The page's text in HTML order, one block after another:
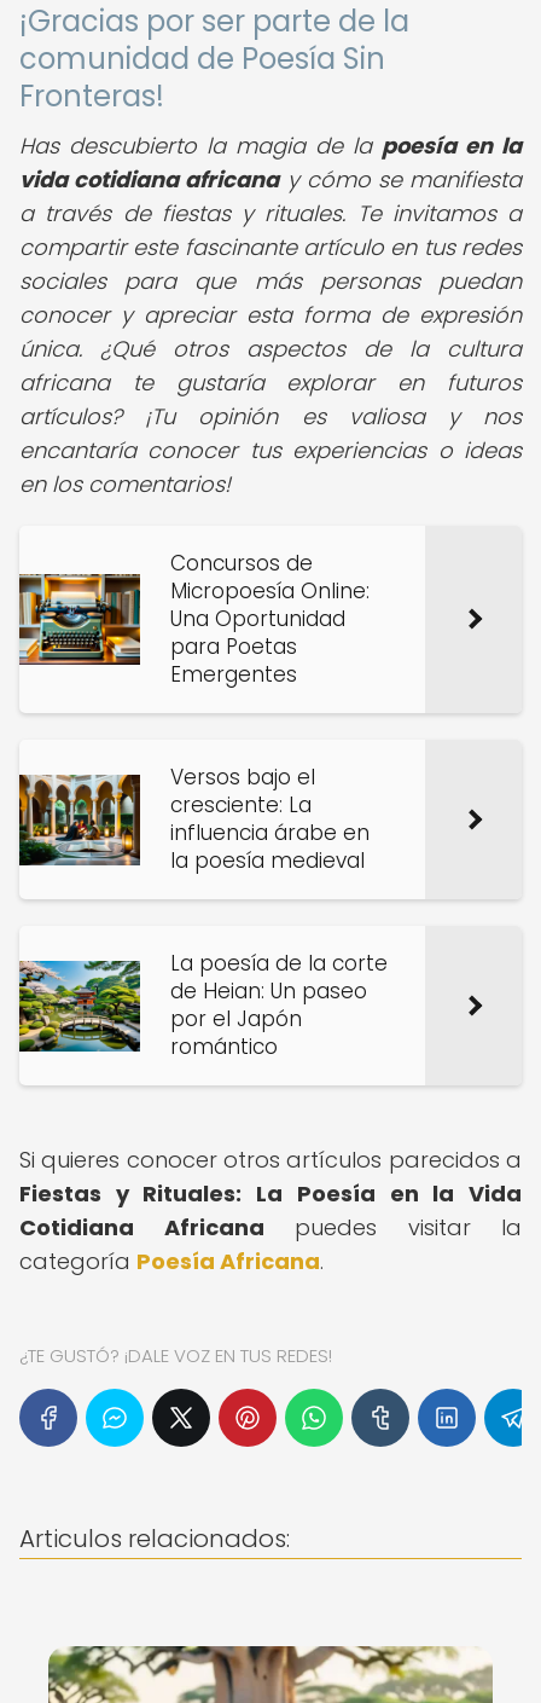
¡Gracias por ser parte de la
comunidad de Poesía Sin
Fronteras!
Has descubierto la magia de la poesía en la
vida cotidiana africanay cómo se manifiesta
a través de fiestas y rituales. Te invitamos a
compartir este fascinante artículo en tus redes
sociales para que más personas puedan
conocer y apreciar esta forma de expresión
única. ¿Qué otros aspectos de la cultura
africana te gustaría explorar en futuros
artículos? ¡Tu opinión es valiosa y nos
encantaría conocer tus experiencias o ideas
en los comentarios!
Concursos de
Micropoesía Online:
Una Oportunidad
para Poetas
Emergentes
Versos bajo el
cresciente: La
influencia árabe en
la poesía medieval
La poesía de la corte
de Heian: Un paseo
por el Japón
romántico
Si quieres conocer otros artículos parecidos a
Fiestas y Rituales: La Poesía en la Vida
Cotidiana Africana puedes visitar la
categoría Poesía Africana.
¿TE GUSTÓ? ¡DALE VOZ EN TUS REDES!
Articulos relacionados: